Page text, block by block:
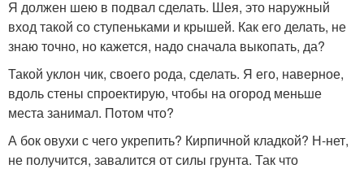
Я должен шею в подвал сделать. Шея, это наружный
вход такой со ступеньками и крышей. Как его делать, не
знаю точно, но кажется, надо сначала выкопать, да?
Такой уклон чик, своего рода, сделать. Я его, наверное,
вдоль стены спроектирую, чтобы на огород меньше
места занимал. Потом что?
А бок овухи с чего укрепить? Кирпичной кладкой? Н-нет,
не получится, завалится от силы грунта. Так что